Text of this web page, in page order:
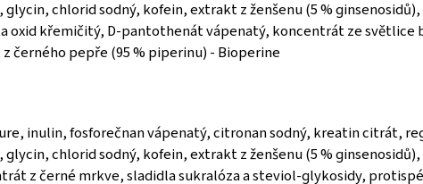
chlorid sodný, kofein, extrakt z ženšenu (5 % ginsenosidů),
křemičitý, D-pantothenát vápenatý, koncentrát ze světlice
černého pepře (95 % piperinu) - Bioperine
inulin, fosforečnan vápenatý, citronan sodný, kreatin citrát,
chlorid sodný, kofein, extrakt z ženšenu (5 % ginsenosidů),
z černé mrkve, sladidla sukralóza a steviol-glykosidy,